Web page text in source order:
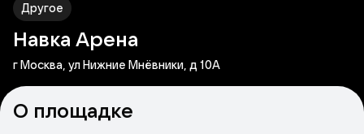
Другое
Навка Арена
г Москва, ул Нижние Мнёвники, д 10А
О площадке